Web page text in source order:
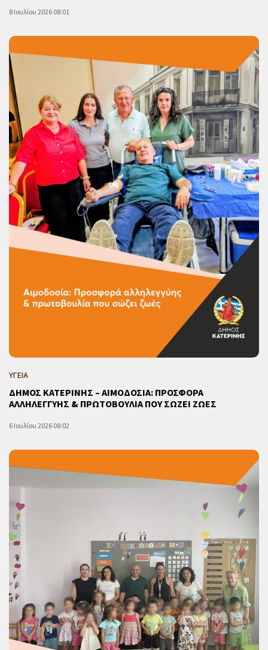
8 Ιουλίου 2026 08:01
ΥΓΕΙΑ
ΔΗΜΟΣ ΚΑΤΕΡΙΝΗΣ – ΑΙΜΟΔΟΣΙΑ: ΠΡΟΣΦΟΡΑ
ΑΛΛΗΛΕΓΓΥΗΣ & ΠΡΩΤΟΒΟΥΛΙΑ ΠΟΥ ΣΩΖΕΙ ΖΩΕΣ
6 Ιουλίου 2026 08:02